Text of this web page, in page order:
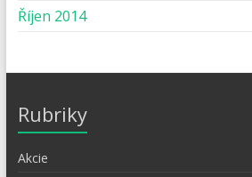
Říjen 2014
Rubriky
Akcie